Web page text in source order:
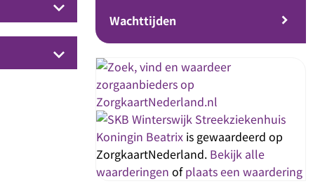
keyboard_arrow_down
keyboard_arrow_down
Wachttijden
Streekziekenhuis
Koningin Beatrix is gewaardeerd op
ZorgkaartNederland. Bekijk alle
waarderingen ofplaats een waardering